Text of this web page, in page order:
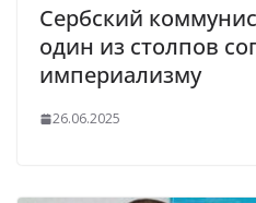
Сербский
один из столпов
империализму
26.06.2025